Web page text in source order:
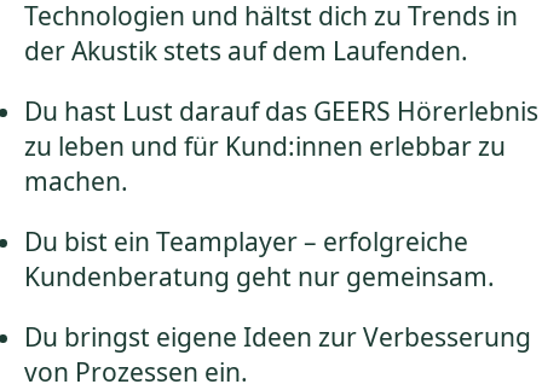
Technologien und hältst dich zu Trends in
der Akustik stets auf dem Laufenden.
Du hast Lust darauf das GEERS Hörerlebnis
zu leben und für Kund:innen erlebbar zu
machen.
Du bist ein Teamplayer – erfolgreiche
Kundenberatung geht nur gemeinsam.
Du bringst eigene Ideen zur Verbesserung
von Prozessen ein.